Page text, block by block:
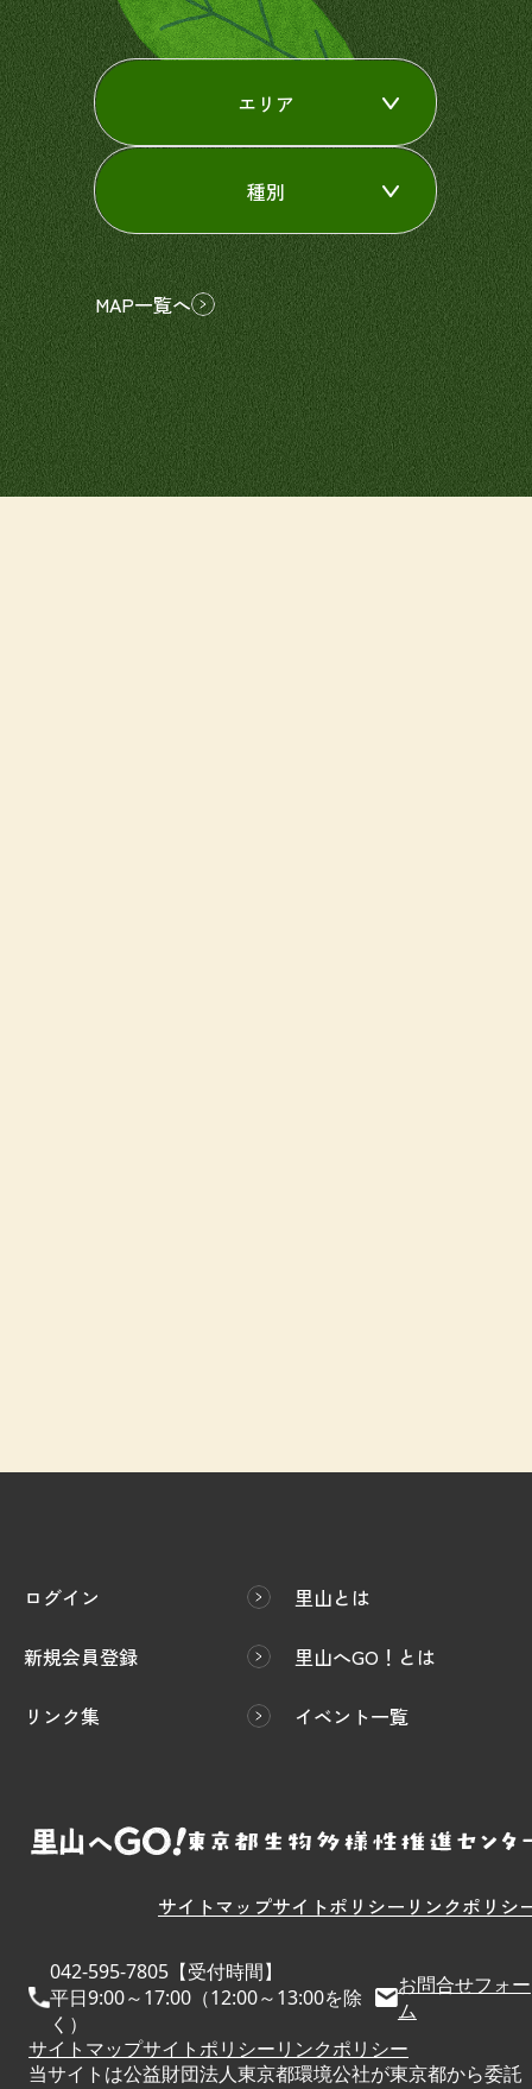
エリア
種別
MAP一覧へ
ログイン
新規会員登録
リンク集
里山とは
里山へGO！とは
イベント一覧
サイトマップサイトポリシー リンクポリシ
042-595-7805【受付時間】
平日9:00～17:00（12:00～13:00を除
く）
お問合せフォー
ム
サイトマップサイトポリシーリンクポリシー
当サイトは公益財団法人東京都環境公社が東京都から委託